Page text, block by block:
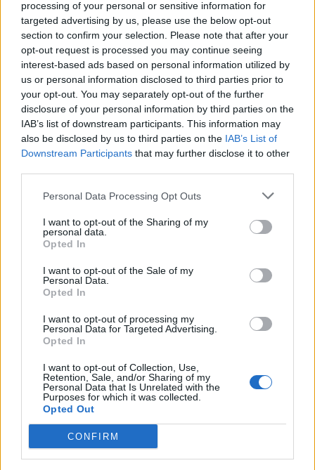
processing of your personal or sensitive information for
targeted advertising by us, please use the below opt-out
section to confirm your selection. Please note that after your
opt-out request is processed you may continue seeing
interest-based ads based on personal information utilized by
us or personal information disclosed to third parties prior to
your opt-out. You may separately opt-out of the further
disclosure of your personal information by third parties on the
IAB’s list of downstream participants. This information may
also be disclosed by us to third parties on the IAB’s List of
Downstream Participants that may further disclose it to other
Personal Data Processing Opt Outs
I want to opt-out of the Sharing of my
personal data.
Opted In
I want to opt-out of the Sale of my
Personal Data.
Opted In
I want to opt-out of processing my
Personal Data for Targeted Advertising.
Opted In
I want to opt-out of Collection, Use,
Retention, Sale, and/or Sharing of my
Personal Data that Is Unrelated with the
Purposes for which it was collected.
Opted Out
CONFIRM
sovraštva, nasilja ali nestrpnosti. Komentarji z žaljivimi,
rasističnimi, diskriminatornimi ali nezakonitimi vsebinami
bodo odstranjeni. Pravila komentiranja →
Failed to fetch
Prihajajoči dogodki
AVG
8
Poletni bolšji sejem
08:00
AVG Spider-Man: Nov dan
8 10:00
Backrooms: Brez izhoda
Najbolj brano
Pretep v gostinskem lokalu v Velenju: 46-letnik
moškega udaril s steklenico in ga zabodel
2
velenjske picerije o padcu s padalom na
Hrvaškem
3
Dopustniška drama: Policija pričakala letalo s
Korošico po pristanku